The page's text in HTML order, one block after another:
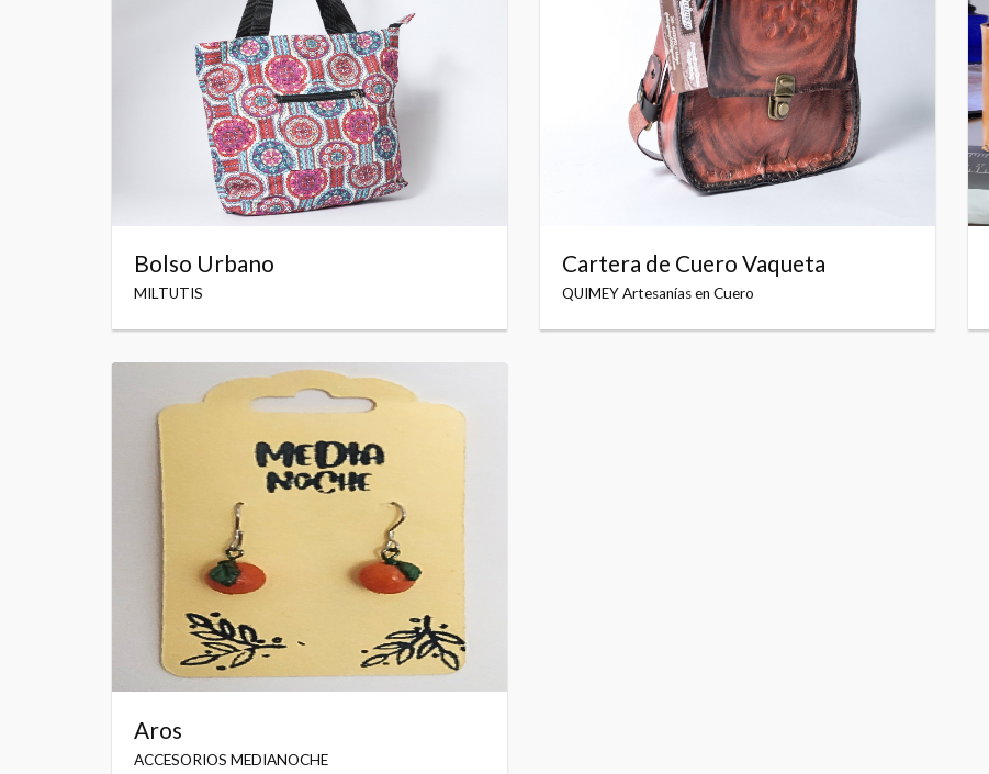
Bolso Urbano
MILTUTIS
Cartera de Cuero Vaqueta
QUIMEY Artesanías en Cuero
Aros
ACCESORIOS MEDIANOCHE